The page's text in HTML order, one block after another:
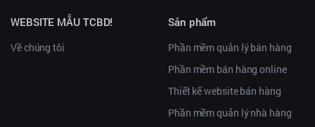
WEBSITE MẪU TCBD!
Về chúng tôi
Sản phẩm
Phần mềm quản lý bán hàng
Phần mềm bán hàng online
Thiết kế website bán hàng
Phần mềm quản lý nhà hàng